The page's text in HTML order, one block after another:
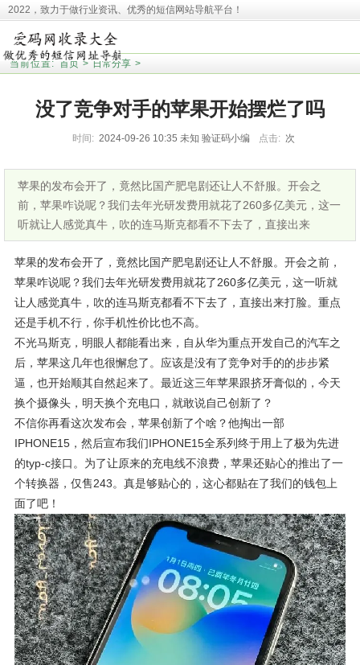
2022，致力于做行业资讯、优秀的短信网站导航平台！
本站收录相关网址皆来源于网络，欢迎广大用户反馈问题网站，本站将第一时间清
理！并且提醒大家！
当前位置:
首页 > 日常分享 >
没了竞争对手的苹果开始摆烂了吗
时间: 2024-09-26 10:35 未知 验证码小编 点击: 次
苹果的发布会开了，竟然比国产肥皂剧还让人不舒服。开会之
前，苹果咋说呢？我们去年光研发费用就花了260多亿美元，这一
听就让人感觉真牛，吹的连马斯克都看不下去了，直接出来
苹果的发布会开了，竟然比国产肥皂剧还让人不舒服。开会之前，
苹果咋说呢？我们去年光研发费用就花了260多亿美元，这一听就
让人感觉真牛，吹的连马斯克都看不下去了，直接出来打脸。重点
还是手机不行，你手机性价比也不高。
不光马斯克，明眼人都能看出来，自从华为重点开发自己的汽车之
后，苹果这几年也很懈怠了。应该是没有了竞争对手的的步步紧
逼，也开始顺其自然起来了。最近这三年苹果跟挤牙膏似的，今天
换个摄像头，明天换个充电口，就敢说自己创新了？
不信你再看这次发布会，苹果创新了个啥？他掏出一部
IPHONE15，然后宣布我们IPHONE15全系列终于用上了极为先进
的typ-c接口。为了让原来的充电线不浪费，苹果还贴心的推出了一
个转换器，仅售243。真是够贴心的，这心都贴在了我们的钱包上
面了吧！